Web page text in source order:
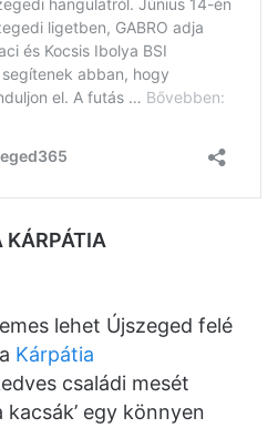
KÁRPÁTIA
lehet Újszeged felé
Kárpátia
családi mesét
kacsák’ egy könnyen